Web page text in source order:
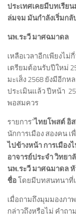
ประเทศเคยมีบทเรีย
ล่มจม มันกำลังเริ่มก
นพ.ระวี มาศฉมาดล
เหลือเวลาอีกเพียงไม่
เตรียมต้อนรับปีใหม่
มะเส็ง 2568 ยังมีอีก
ประเมินแล้ว ปีหน้า
พอสมควร
รายการ”ไทยโพสต์ อิ
นักการเมือง สองคน เ
ไปข้างหน้า การเมือง
อาจารย์ประจำ วิทย
นพ.ระวี มาศฉมาดล
ชื่อโดยมีบทสนทนาที่
เมื่อถามถึงมุมมองภา
กล่าวถึงหรือไม่ คำถา